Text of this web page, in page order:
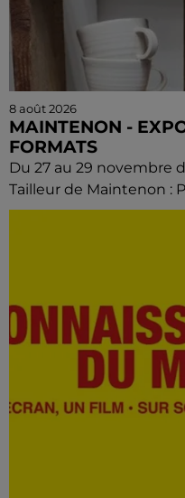
8 août 2026
MAINTENON -
FORMATS
Du 27 au 29 novembre
Tailleur de Maintenon :